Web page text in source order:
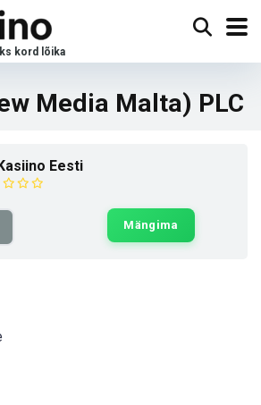
Media Malta) PLC
Eesti
Mängima